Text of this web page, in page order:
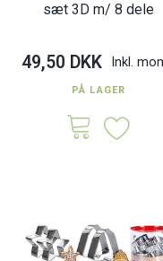
sæt 3D m/ 8 dele
49,50 DKK Inkl.
PÅ LAGER